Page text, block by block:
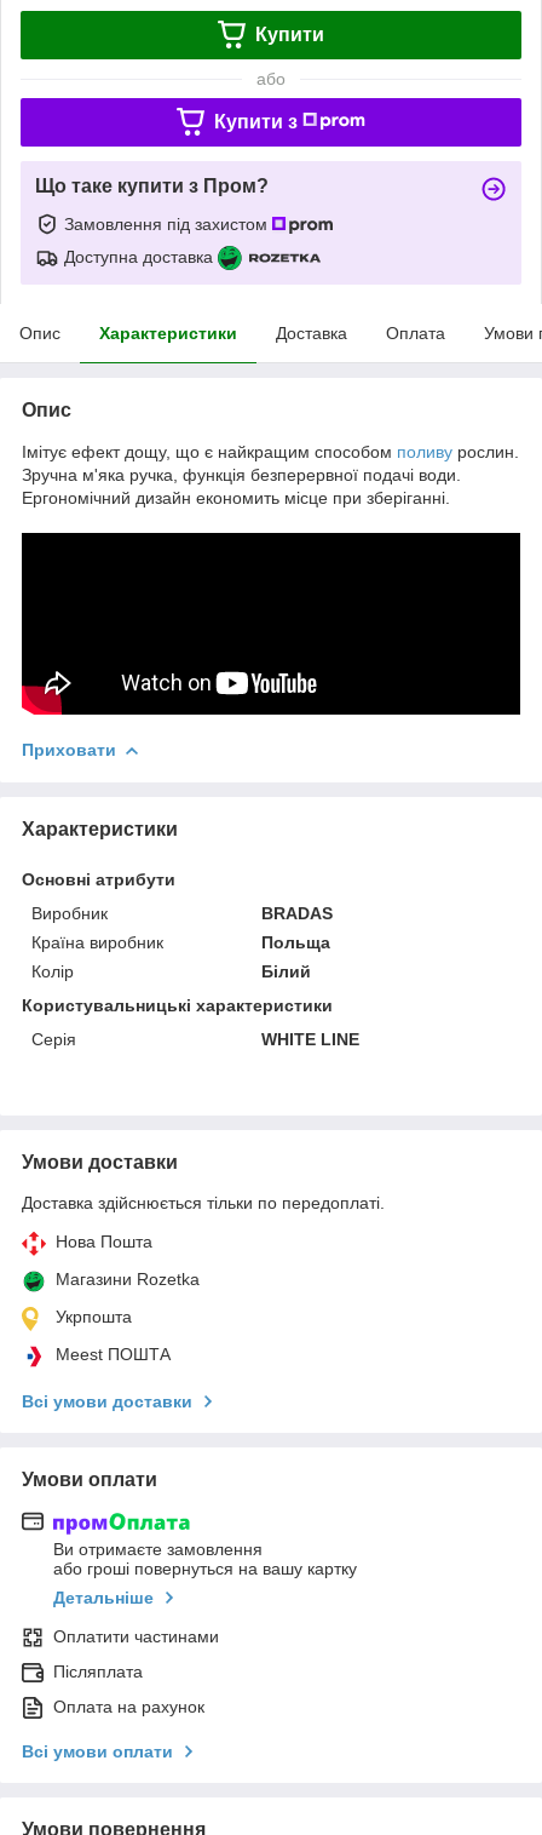
Купити
або
Купити з
Що таке купити з Пром?
Замовлення під захистом
Доступна доставка
Опис Характеристики Доставка Оплата Умови
Опис
Імітує ефект дощу, що є найкращим способом поливу рослин.
Зручна м'яка ручка, функція безперервної подачі води.
Ергономічний дизайн економить місце при зберіганні.
Приховати
Характеристики
Основні атрибути
Виробник
BRADAS
Країна виробник
Польща
Колір
Білий
Користувальницькі характеристики
Серія
WHITE LINE
Умови доставки
Доставка здійснюється тільки по передоплаті.
Нова Пошта
Магазини Rozetka
Укрпошта
Meest ПОШТА
Всі умови доставки
Умови оплати
Ви отримаєте замовлення
або гроші повернуться на вашу картку
Детальніше
Оплатити частинами
Післяплата
Оплата на рахунок
Всі умови оплати
Умови повернення